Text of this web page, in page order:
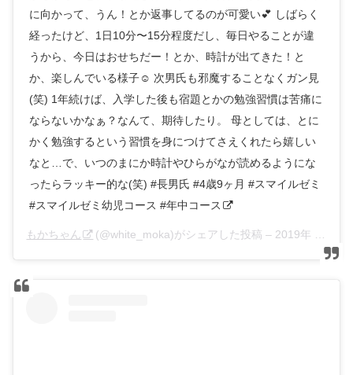
に向かって、うん！とか返事してるのが可愛い💕 しばらく
経ったけど、1日10分〜15分程度だし、毎日やることが違
うから、今日はおせちだー！とか、時計が出てきた！と
か、楽しんでいる様子☺️ 次男氏も邪魔することなくガン見
(笑) 1年続けば、入学した後も宿題とかの勉強習慣は苦痛に
ならないかなぁ？なんて、期待したり。 母としては、とに
かく勉強するという習慣を身につけてさえくれたら嬉しい
なと…で、いつのまにか時計やひらがなが読めるようにな
ったらラッキー的な(笑) #長男氏 #4歳9ヶ月 #スマイルゼミ
#スマイルゼミ幼児コース #年中コース
もかちゃん (@white_moka)がシェアした投稿 – 2019年 1月月10日午後11時12分PST